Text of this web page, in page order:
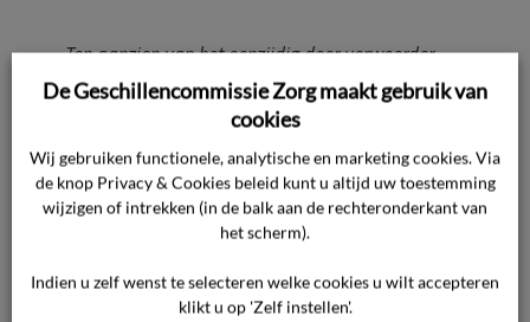
Ten aanzien van het eenzijdig door verweerder
beëindigen van de zorg
Vanaf eind juli 2018 is de cliënt twee weken
opgenomen in het ziekenhuis. Het proces om de
palliatieve zorg te gaan beëindigen is toen in
gang gezet. Ten onrechte is er toen van uit
gegaan dat de familie met de zorgbeëindiging
had ingestemd. Op dit punt heeft de
De Geschillencommissie Zorg maakt gebruik van
cookies
Wij gebruiken functionele, analytische en marketing cookies. Via
de knop Privacy & Cookies beleid kunt u altijd uw toestemming
wijzigen of intrekken (in de balk aan de rechteronderkant van
het scherm).
Indien u zelf wenst te selecteren welke cookies u wilt accepteren
klikt u op 'Zelf instellen'.